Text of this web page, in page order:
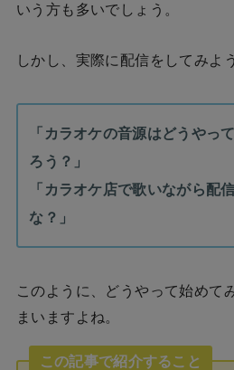
いう方も多いでしょう。
しかし、実際に配信をしてみよ
「カラオケの音源はどうやっ
ろう？」
「カラオケ店で歌いながら配
な？」
このように、どうやって始めて
まいますよね。
この記事で紹介すること